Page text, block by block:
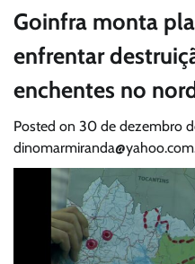
Goinfra monta
enfrentar
enchentes no
Posted on 30 de dezembro